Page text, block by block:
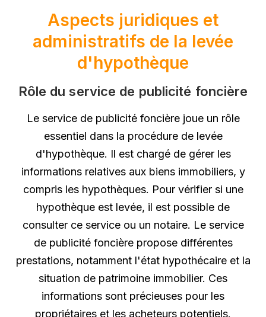
Aspects juridiques et
administratifs de la levée
d'hypothèque
Rôle du service de publicité foncière
Le service de publicité foncière joue un rôle
essentiel dans la procédure de levée
d'hypothèque. Il est chargé de gérer les
informations relatives aux biens immobiliers, y
compris les hypothèques. Pour vérifier si une
hypothèque est levée, il est possible de
consulter ce service ou un notaire. Le service
de publicité foncière propose différentes
prestations, notamment l'état hypothécaire et la
situation de patrimoine immobilier. Ces
informations sont précieuses pour les
propriétaires et les acheteurs potentiels.